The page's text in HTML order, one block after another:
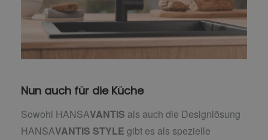
Nun auch für die Küche
Sowohl HANSAVANTIS als auch die Designlösung
HANSAVANTIS STYLE gibt es als spezielle